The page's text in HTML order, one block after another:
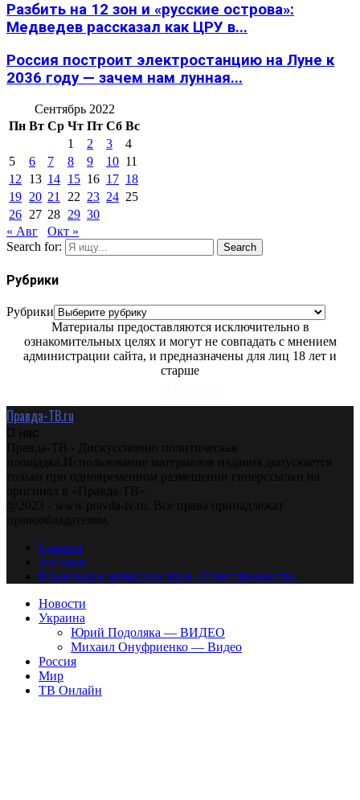
Разбить на 12 зон и «русские острова»:
Медведев рассказал как ЦРУ в...
Россия построит электростанцию на Луне к
2036 году — зачем нам лунная...
Сентябрь 2022
Пн Вт Ср Чт Пт Сб Вс
1
2 3
4
5
6 7 8 9 10 11
12
13 14 15 16 17 18
19 20 21 22 23 24 25
26 27 28 29 30
« Авг
Окт »
Search for:
Search
Рубрики
Рубрики
Материалы предоставляются исключительно в
ознакомительных целях и могут не совпадать с мнением
администрации сайта, и предназначены для лиц 18 лет и
старше
Правда-ТВ.ru
О нас
Правда-ТВ - Дискуссионно политическая
площадка.Использование материалов издания допускается
только при одновременном размещении гиперссылки на
оригинал в «Правда-ТВ»
@2023 - www.pravda-tv.ru. Все права принадлежат
правообладателям.
Главная
Авторам
Владельцам авторских прав. Ответственности.
Новости
Украина
Юрий Подоляка — ВИДЕО
Михаил Онуфриенко — Видео
Россия
Мир
ТВ Онлайн